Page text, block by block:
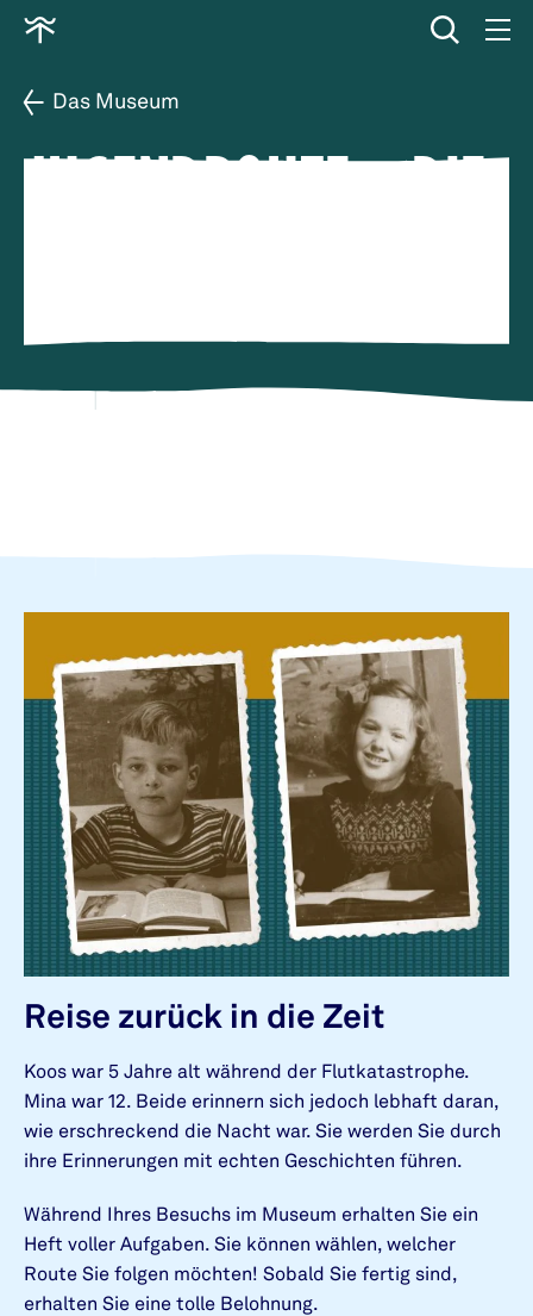
Zur
Das Museum
JUGENDROUTE – DIE
Reise zurück in die Zeit
Koos war 5 Jahre alt während der Flutkatastrophe.
Mina war 12. Beide erinnern sich jedoch lebhaft daran,
wie erschreckend die Nacht war. Sie werden Sie durch
ihre Erinnerungen mit echten Geschichten führen.
Während Ihres Besuchs im Museum erhalten Sie ein
Heft voller Aufgaben. Sie können wählen, welcher
Route Sie folgen möchten! Sobald Sie fertig sind,
erhalten Sie eine tolle Belohnung.